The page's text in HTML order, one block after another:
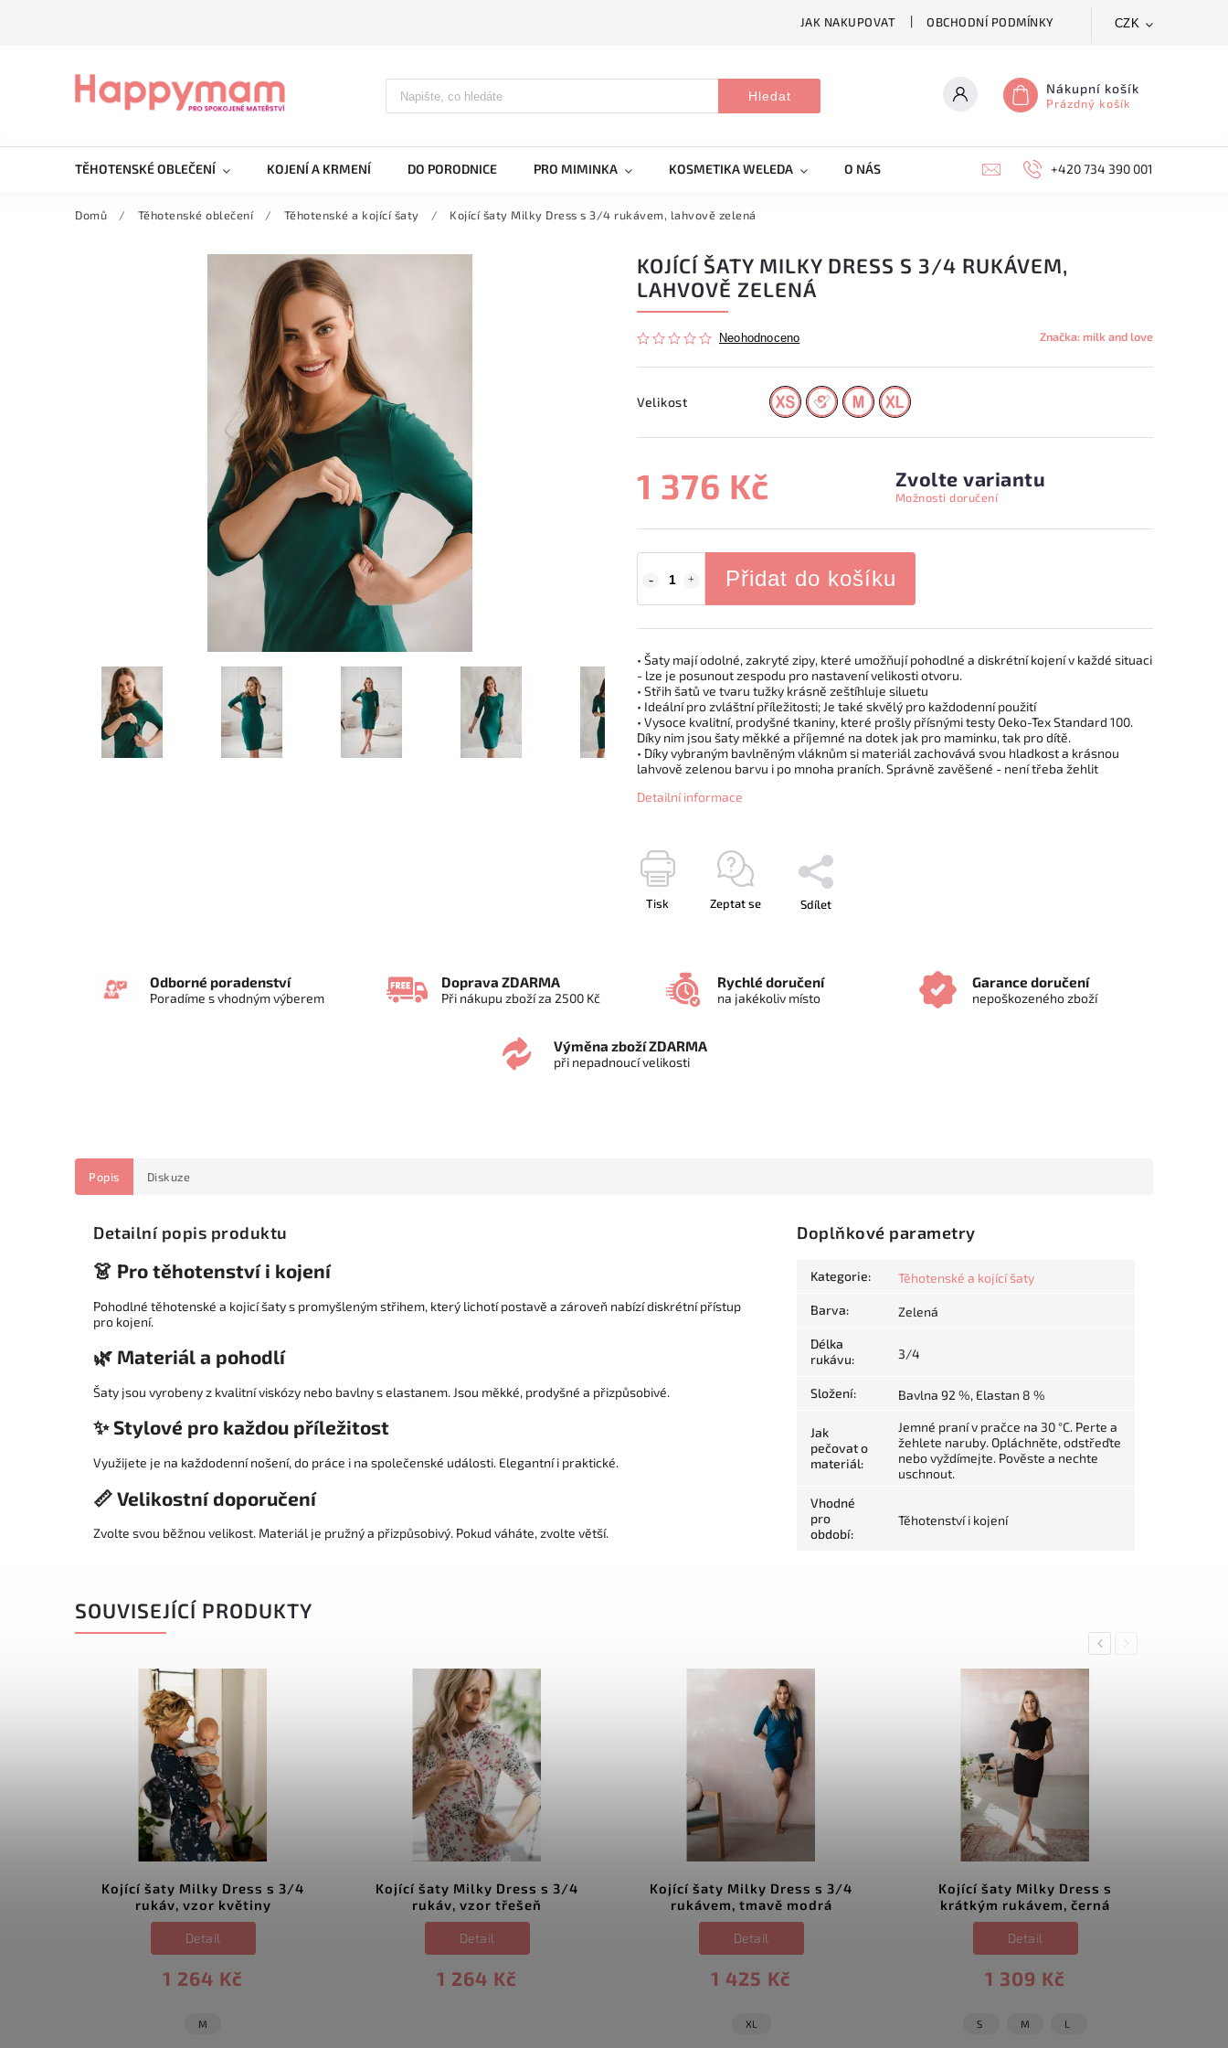
JAK NAKUPOVAT OBCHODNÍ PODMÍNKY CZK
Hledat Nákupní košík
Prázdný košík
TĚHOTENSKÉ OBLEČENÍ KOJENÍ A KRMENÍ DO PORODNICE PRO MIMINKA KOSMETIKA WELEDA O NÁS +420 734 390 001
Domů / Těhotenské oblečení / Těhotenské a kojící šaty / Kojící šaty Milky Dress s 3/4 rukávem, lahvově zelená
KOJÍCÍ ŠATY MILKY DRESS S 3/4 RUKÁVEM,
LAHVOVĚ ZELENÁ
Neohodnoceno Značka: milk and love
Velikost
1 376 Kč Zvolte variantu
Možnosti doručení
Přidat do košíku
• Šaty mají odolné, zakryté zipy, které umožňují pohodlné a diskrétní kojení v každé situaci
- lze je posunout zespodu pro nastavení velikosti otvoru.
• Střih šatů ve tvaru tužky krásně zeštíhluje siluetu
• Ideální pro zvláštní příležitosti; Je také skvělý pro každodenní použití
• Vysoce kvalitní, prodyšné tkaniny, které prošly přísnými testy Oeko-Tex Standard 100.
Díky nim jsou šaty měkké a příjemné na dotek jak pro maminku, tak pro dítě.
• Díky vybraným bavlněným vláknům si materiál zachovává svou hladkost a krásnou
lahvově zelenou barvu i po mnoha praních. Správně zavěšené - není třeba žehlit
Detailní informace
Tisk Zeptat se Sdílet
Odborné poradenství
Poradíme s vhodným výberem
Doprava ZDARMA
Při nákupu zboží za 2500 Kč
Rychlé doručení
na jakékoliv místo
Garance doručení
nepoškozeného zboží
Výměna zboží ZDARMA
při nepadnoucí velikosti
Popis Diskuze
Detailní popis produktu
👗 Pro těhotenství i kojení
Pohodlné těhotenské a kojicí šaty s promyšleným střihem, který lichotí postavě a zároveň nabízí diskrétní přístup
pro kojení.
🌿 Materiál a pohodlí
Šaty jsou vyrobeny z kvalitní viskózy nebo bavlny s elastanem. Jsou měkké, prodyšné a přizpůsobivé.
✨ Stylové pro každou příležitost
Využijete je na každodenní nošení, do práce i na společenské události. Elegantní i praktické.
📏 Velikostní doporučení
Zvolte svou běžnou velikost. Materiál je pružný a přizpůsobivý. Pokud váháte, zvolte větší.
Doplňkové parametry
Kategorie: Těhotenské a kojící šaty
Barva: Zelená
Délka
rukávu: 3/4
Složení: Bavlna 92 %, Elastan 8 %
Jak
pečovat o
materiál:
Jemné praní v pračce na 30 °C. Perte a
žehlete naruby. Opláchněte, odstřeďte
nebo vyždímejte. Pověste a nechte
uschnout.
Vhodné
pro
období:
Těhotenství i kojení
SOUVISEJÍCÍ PRODUKTY
Previous
Kojící šaty Milky Dress s 3/4
rukáv, vzor květiny
1 264 Kč
Detail
M
Kojící šaty Milky Dress s 3/4
rukáv, vzor třešeň
1 264 Kč
Detail
Kojící šaty Milky Dress s 3/4
rukávem, tmavě modrá
1 425 Kč
Detail
XL
Kojící šaty Milky Dress s
krátkým rukávem, černá
1 309 Kč
Detail
S M L
Next